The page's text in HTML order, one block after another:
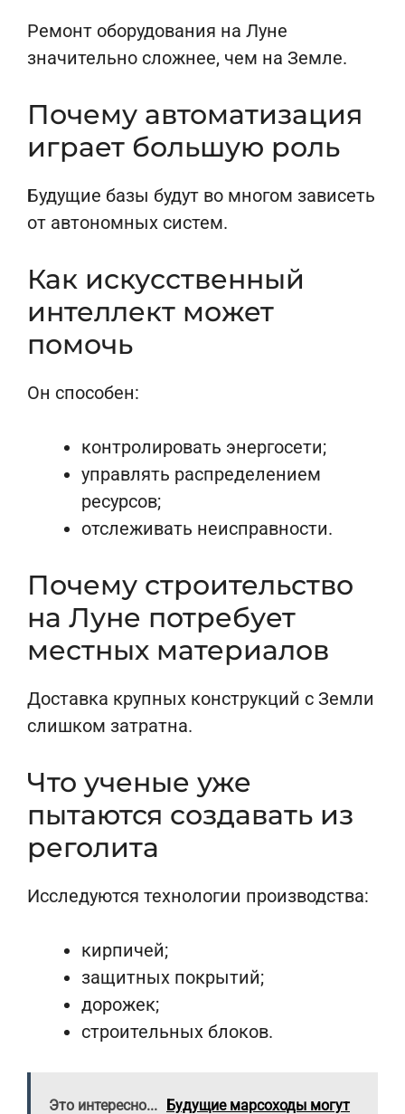
Ремонт оборудования на Луне
значительно сложнее, чем на Земле.
Почему автоматизация
играет большую роль
Будущие базы будут во многом зависеть
от автономных систем.
Как искусственный
интеллект может
помочь
Он способен:
контролировать энергосети;
управлять распределением
ресурсов;
отслеживать неисправности.
Почему строительство
на Луне потребует
местных материалов
Доставка крупных конструкций с Земли
слишком затратна.
Что ученые уже
пытаются создавать из
реголита
Исследуются технологии производства:
кирпичей;
защитных покрытий;
дорожек;
строительных блоков.
Это интересно... Будущие марсоходы могут